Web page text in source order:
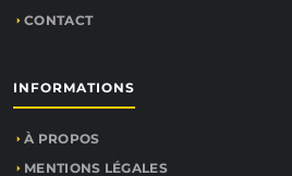
CONTACT
INFORMATIONS
À PROPOS
MENTIONS LÉGALES